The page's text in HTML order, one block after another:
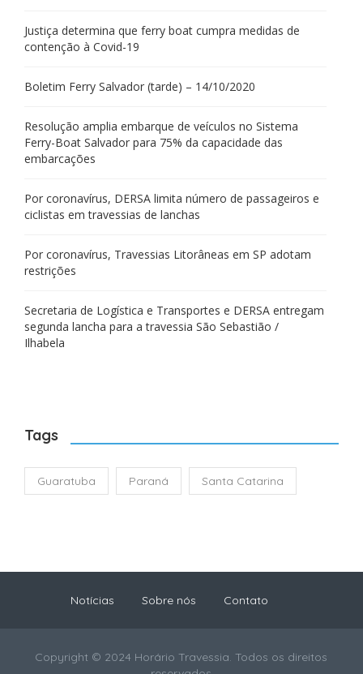
Justiça determina que ferry boat cumpra medidas de
contenção à Covid-19
Boletim Ferry Salvador (tarde) – 14/10/2020
Resolução amplia embarque de veículos no Sistema
Ferry-Boat Salvador para 75% da capacidade das
embarcações
Por coronavírus, DERSA limita número de passageiros e
ciclistas em travessias de lanchas
Por coronavírus, Travessias Litorâneas em SP adotam
restrições
Secretaria de Logística e Transportes e DERSA entregam
segunda lancha para a travessia São Sebastião /
Ilhabela
Tags
Guaratuba Paraná Santa Catarina
Notícias Sobre nós Contato
Copyright © 2024 Horário Travessia. Todos os direitos